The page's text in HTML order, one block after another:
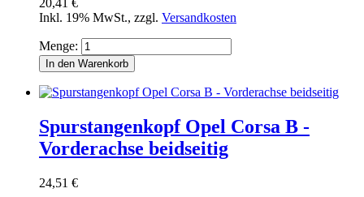
20,41 €
Inkl. 19% MwSt., zzgl. Versandkosten
Menge:
In den Warenkorb
Spurstangenkopf Opel Corsa B -
Vorderachse beidseitig
24,51 €